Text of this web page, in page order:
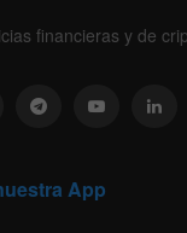
financieras y de
App